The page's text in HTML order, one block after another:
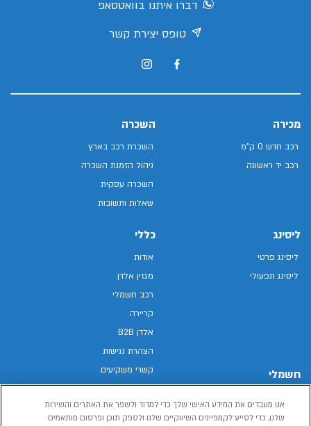
דברו איתנו בוואטסאפ
טופס יצירת קשר
מכירה
רכב חדש 0 ק"מ
רכב יד ראשונה
השכרה
השכרת רכב בארץ
ניהול הזמנת השכרה
השכרה עסקית
שאלות ותשובות
ליסינג
ליסינג פרטי
ליסינג תפעולי
חשמלי
רכב חשמלי
כללי
אודות
מגזין אלדן
רכב חשמלי
קריירה
אלדן B2B
הצהרת נגישות
קשרי משקיעים
מפת האתר
מדיניות פרטיות
אנו מעבדים את המידע האישי שלך כדי למדוד ולשפר את האתרים והשירות
שלנו, כדי לסייע לקמפיינים השיווקיים שלנו ולספק תוכן ופרסום מותאמים